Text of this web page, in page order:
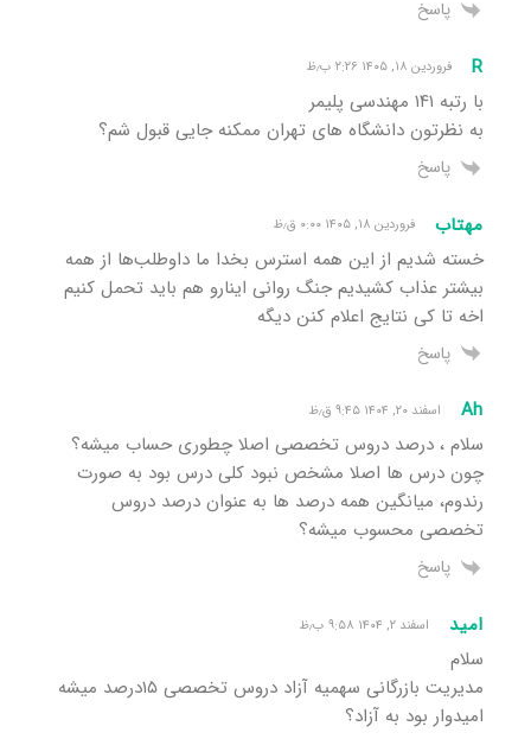
پاسخ
R فروردین ۱۸, ۱۴۰۵ ۲:۲۶ ب٫ظ
با رتبه ۱۴۱ مهندسی پلیمر
به نظرتون دانشگاه های تهران ممکنه جایی قبول شم؟
پاسخ
مهتاب فروردین ۱۸, ۱۴۰۵ ۰:۰۰ ق٫ظ
خسته شدیم از این همه استرس بخدا ما داوطلب‌ها از همه
بیشتر عذاب کشیدیم جنگ روانی اینارو هم باید تحمل کنیم
اخه تا کی نتایج اعلام کنن دیگه
پاسخ
Ah اسفند ۲۰, ۱۴۰۴ ۹:۴۵ ق٫ظ
سلام ، درصد دروس تخصصی اصلا چطوری حساب میشه؟
چون درس ها اصلا مشخص نبود کلی درس بود به صورت
رندوم، میانگین همه درصد ها به عنوان درصد دروس
تخصصی محسوب میشه؟
پاسخ
امید اسفند ۲, ۱۴۰۴ ۹:۵۸ ب٫ظ
سلام
مدیریت بازرگانی سهمیه آزاد دروس تخصصی ۱۵درصد میشه
امیدوار بود به آزاد؟